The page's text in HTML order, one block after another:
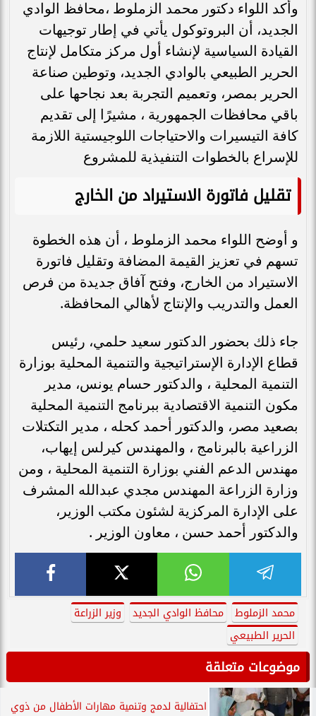
وأكد اللواء دكتور محمد الزملوط ،محافظ الوادي
الجديد، أن البروتوكول يأتي في إطار توجيهات
القيادة السياسية لإنشاء أول مركز متكامل لإنتاج
الحرير الطبيعي بالوادي الجديد، وتوطين صناعة
الحرير بمصر، وتعميم التجربة بعد نجاحها على
باقي محافظات الجمهورية ، مشيرًا إلى تقديم
كافة التيسيرات والاحتياجات اللوجيستية اللازمة
للإسراع بالخطوات التنفيذية للمشروع
تقليل فاتورة الاستيراد من الخارج
و أوضح اللواء محمد الزملوط ، أن هذه الخطوة
تسهم في تعزيز القيمة المضافة وتقليل فاتورة
الاستيراد من الخارج، وفتح آفاق جديدة من فرص
العمل والتدريب والإنتاج لأهالي المحافظة.
جاء ذلك بحضور الدكتور سعيد حلمي، رئيس
قطاع الإدارة الإستراتيجية والتنمية المحلية بوزارة
التنمية المحلية ، والدكتور حسام يونس، مدير
مكون التنمية الاقتصادية ببرنامج التنمية المحلية
بصعيد مصر، والدكتور أحمد كحله ، مدير التكتلات
الزراعية بالبرنامج ، والمهندس كيرلس إيهاب،
مهندس الدعم الفني بوزارة التنمية المحلية ، ومن
وزارة الزراعة المهندس مجدي عبدالله المشرف
على الإدارة المركزية لشئون مكتب الوزير،
والدكتور أحمد حسن ، معاون الوزير .
محمد الزملوط محافظ الوادي الجديد
وزير الزراعة
الحرير الطبيعي
موضوعات متعلقة
احتفالية لدمج وتنمية مهارات الأطفال من ذوي